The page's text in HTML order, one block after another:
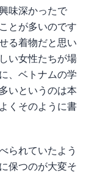
味深かったで
とが多いのです
る着物だと思い
い女性たちが場
、ベトナムの学
いというのは本
くそのように書
られていたよう
保つのが大変そ